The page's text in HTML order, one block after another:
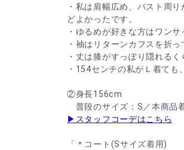
・私は肩幅広め、バスト周
どよかったです。
・ゆるめが好きな方はワン
・袖はリターンカフスを折
・丈は膝がすっぽり隠れるく
・154センチの私がＬ着ても
②身長156cm
普段のサイズ：S／本商品
▶スタッフコーデはこちら
「＊コート(Sサイズ着用)